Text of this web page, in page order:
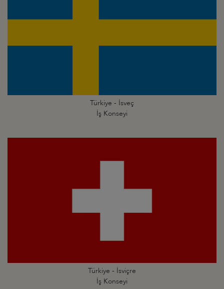
Türkiye - İsveç
İş Konseyi
Türkiye - İsviçre
İş Konseyi